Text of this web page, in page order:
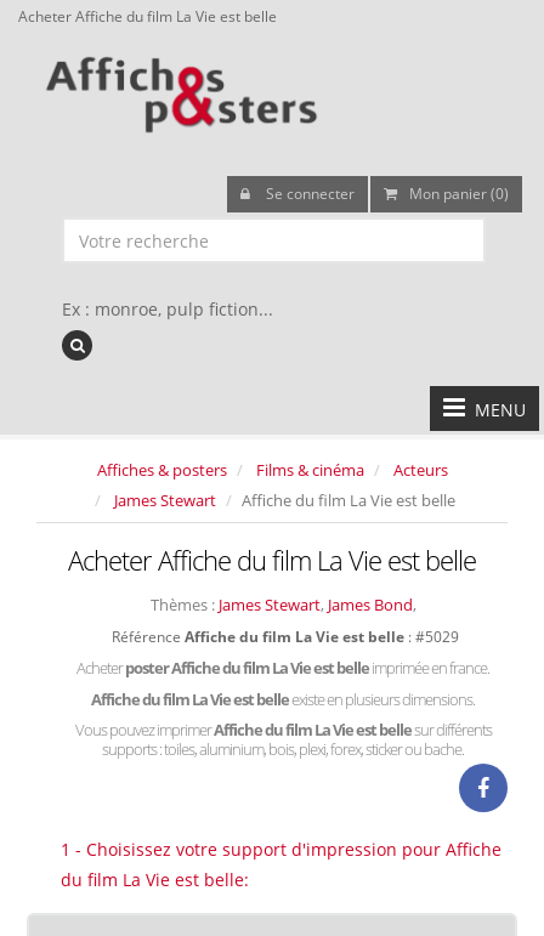
Acheter Affiche du film La Vie est belle
Se connecter Mon panier (0)
Ex : monroe, pulp fiction...
MENU
Affiches & posters Films & cinéma
Acteurs
James Stewart
Affiche du film La Vie est belle
Acheter Affiche du film La Vie est belle
Thèmes : James Stewart, James Bond,
Référence Affiche du film La Vie est belle : #5029
Acheterposter Affiche du film La Vie est belleimprimée en france.
Affiche du film La Vie est belleexiste en plusieurs dimensions.
Vous pouvez imprimerAffiche du film La Vie est bellesur différents
supports : toiles, aluminium, bois, plexi, forex, sticker ou bache.
1 - Choisissez votre support d'impression pour Affiche
du film La Vie est belle: